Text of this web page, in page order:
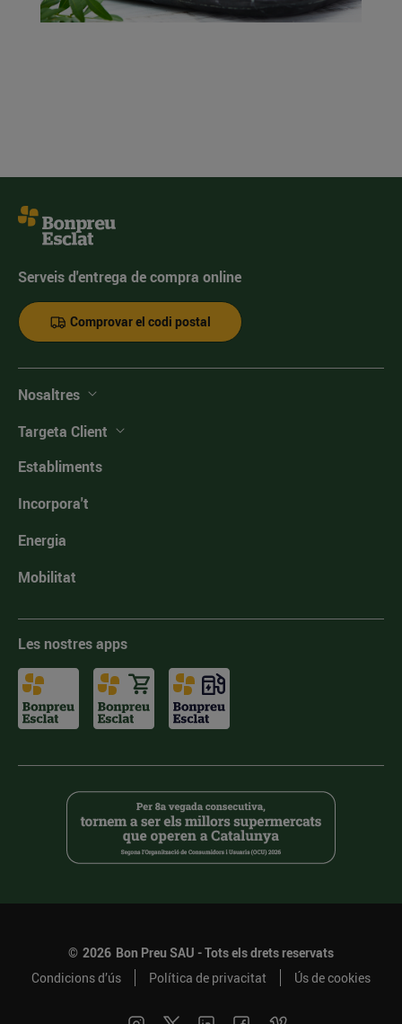
Serveis d'entrega de compra online
Comprovar el codi postal
Nosaltres
Targeta Client
Establiments
Incorpora't
Energia
Mobilitat
Les nostres apps
© 2026 Bon Preu SAU - Tots els drets reservats
Condicions d’ús
Política de privacitat Ús de cookies